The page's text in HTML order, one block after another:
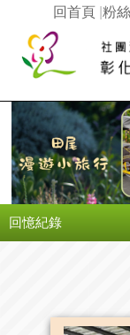
粉
回首頁
回憶紀錄